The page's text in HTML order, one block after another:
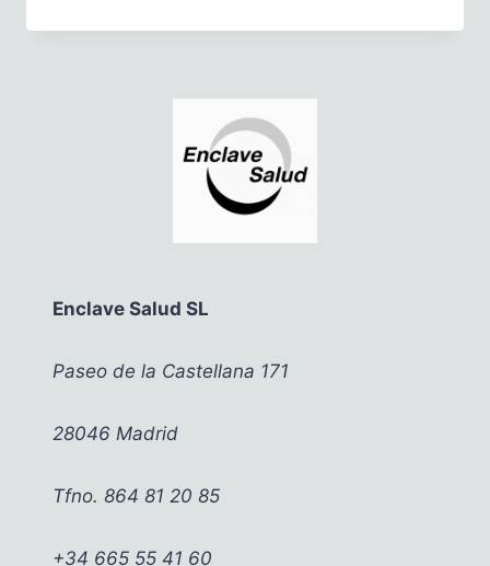
CÁNCER
PREGUNTAS
Enclave Salud SL
Paseo de la Castellana 171
28046 Madrid
Tfno. 864 81 20 85
+34 665 55 41 60